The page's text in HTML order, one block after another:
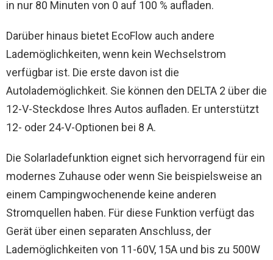
in nur 80 Minuten von 0 auf 100 % aufladen.
Darüber hinaus bietet EcoFlow auch andere
Lademöglichkeiten, wenn kein Wechselstrom
verfügbar ist. Die erste davon ist die
Autolademöglichkeit. Sie können den DELTA 2 über die
12-V-Steckdose Ihres Autos aufladen. Er unterstützt
12- oder 24-V-Optionen bei 8 A.
Die Solarladefunktion eignet sich hervorragend für ein
modernes Zuhause oder wenn Sie beispielsweise an
einem Campingwochenende keine anderen
Stromquellen haben. Für diese Funktion verfügt das
Gerät über einen separaten Anschluss, der
Lademöglichkeiten von 11-60V, 15A und bis zu 500W